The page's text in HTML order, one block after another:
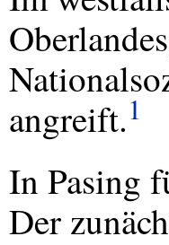
angreift.1
In Pasing
Der